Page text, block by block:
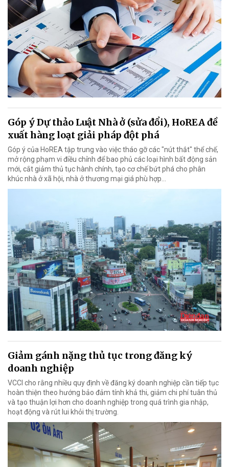
Góp ý Dự thảo Luật Nhà ở (sửa đổi), HoREA đề
xuất hàng loạt giải pháp đột phá
Góp ý của HoREA tập trung vào việc tháo gỡ các "nút thắt" thể chế,
mở rộng phạm vi điều chỉnh để bao phủ các loại hình bất động sản
mới, cắt giảm thủ tục hành chính, tạo cơ chế bứt phá cho phân
khúc nhà ở xã hội, nhà ở thương mại giá phù hợp...
Giảm gánh nặng thủ tục trong đăng ký
doanh nghiệp
VCCI cho rằng nhiều quy định về đăng ký doanh nghiệp cần tiếp tục
hoàn thiện theo hướng bảo đảm tính khả thi, giảm chi phí tuân thủ
và tạo thuận lợi hơn cho doanh nghiệp trong quá trình gia nhập,
hoạt động và rút lui khỏi thị trường.